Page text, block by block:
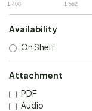
1 408 1 562
Availability
On Shelf
Attachment
PDF
Audio